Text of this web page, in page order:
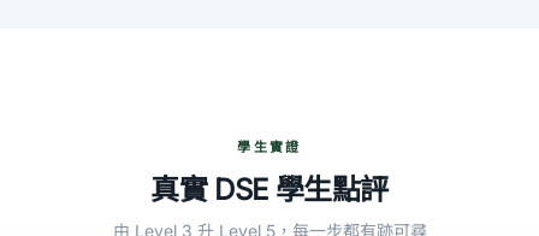
學生實證
真實 DSE 學生點評
由 Level 3 升 Level 5，每一步都有跡可尋